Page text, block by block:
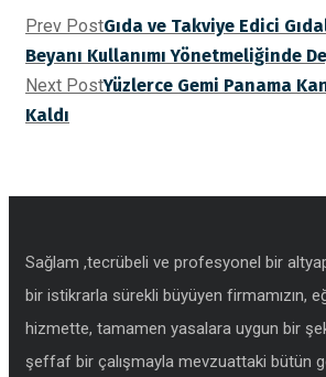
Prev PostGıda ve Takviye Edici
Beyanı Kullanımı Yönetmeliğinde
Next PostYüzlerce Gemi Panama
Kaldı
Sağlam ,tecrübeli ve profesyonel bir
bir istikrarla sürekli büyüyen firmamızın,
hizmette, tamamen yasalara uygun bir
şeffaf bir çalışmayla mevzuattaki bütün